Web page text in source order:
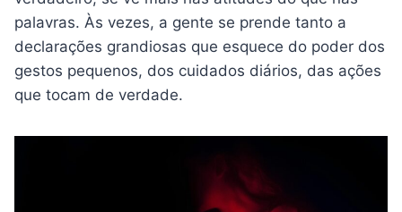
palavras. Às vezes, a gente se prende tanto a
declarações grandiosas que esquece do poder dos
gestos pequenos, dos cuidados diários, das ações
que tocam de verdade.